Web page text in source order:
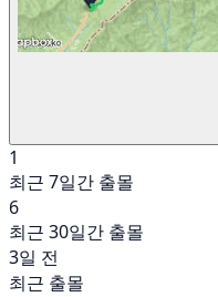
1
최근 7일간 출몰
6
최근 30일간 출몰
3일 전
최근 출몰